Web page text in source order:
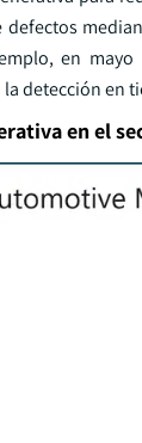
en
detección en
en el